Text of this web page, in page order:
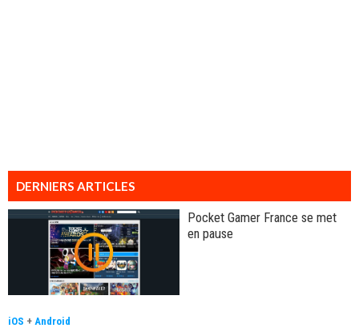
DERNIERS ARTICLES
Pocket Gamer France se met
en pause
iOS + Android